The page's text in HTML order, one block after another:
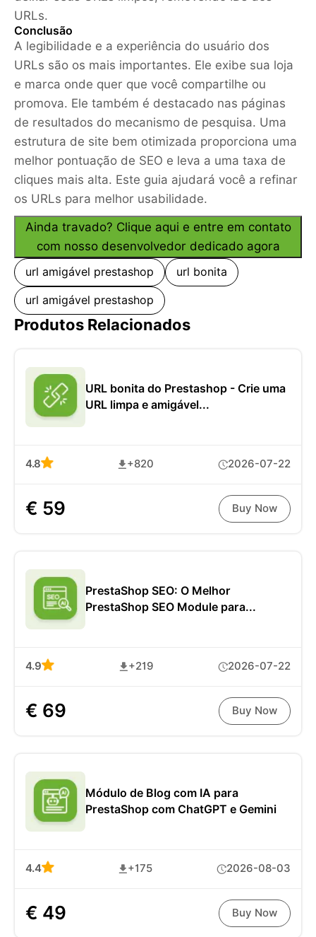
URLs.
Conclusão
A legibilidade e a experiência do usuário dos
URLs são os mais importantes. Ele exibe sua loja
e marca onde quer que você compartilhe ou
promova. Ele também é destacado nas páginas
de resultados do mecanismo de pesquisa. Uma
estrutura de site bem otimizada proporciona uma
melhor pontuação de SEO e leva a uma taxa de
cliques mais alta. Este guia ajudará você a refinar
os URLs para melhor usabilidade.
Ainda travado? Clique aqui e entre em contato
com nosso desenvolvedor dedicado agora
url amigável prestashop url bonita
url amigável prestashop
Produtos Relacionados
URL bonita do Prestashop - Crie uma
URL limpa e amigável...
4.8 +820 2026-07-22
€ 59 Buy Now
PrestaShop SEO: O Melhor
PrestaShop SEO Module para...
4.9 +219 2026-07-22
€ 69 Buy Now
Módulo de Blog com IA para
PrestaShop com ChatGPT e Gemini
4.4 +175 2026-08-03
€ 49 Buy Now